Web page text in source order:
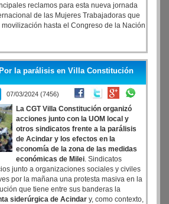
reclamos para esta nueva jornada
de las Mujeres Trabajadoras que
hasta el Congreso de la Nación
la parálisis en Villa Constitución
07/03/2024 (7456)
La CGT Villa Constitución organizó
acciones junto con la UOM local y
otros sindicatos frente a la parálisis
de Acindar y los efectos en la
economía de la zona de las medidas
económicas de Milei. Sindicatos
junto a organizaciones sociales y civiles
por la mañana una protesta masiva en la
que tiene entre sus banderas la
siderúrgica de Acindar y, como contexto,